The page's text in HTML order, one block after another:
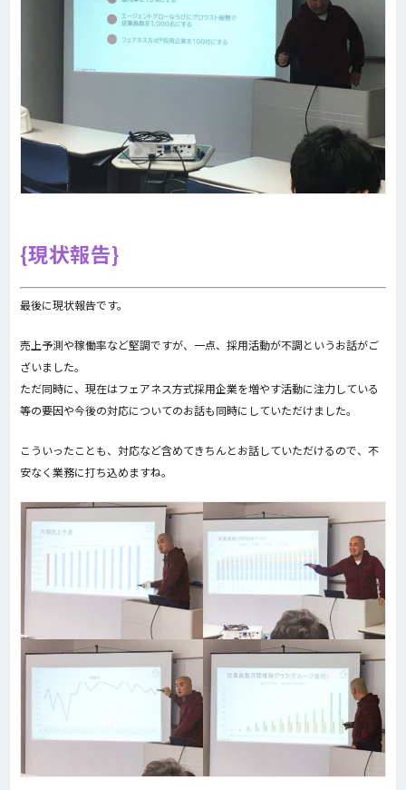
現状報告
最後に現状報告です。
売上予測や稼働率など堅調ですが、一点、採用活動が不調というお話がご
ざいました。
ただ同時に、現在はフェアネス方式採用企業を増やす活動に注力している
等の要因や今後の対応についてのお話も同時にしていただけました。
こういったことも、対応など含めてきちんとお話していただけるので、不
安なく業務に打ち込めますね。